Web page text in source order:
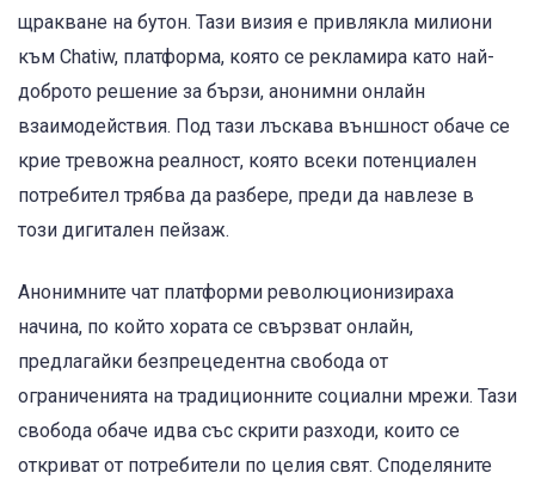
щракване на бутон. Тази визия е привлякла милиони
към Chatiw, платформа, която се рекламира като най-
доброто решение за бързи, анонимни онлайн
взаимодействия. Под тази лъскава външност обаче се
крие тревожна реалност, която всеки потенциален
потребител трябва да разбере, преди да навлезе в
този дигитален пейзаж.
Анонимните чат платформи революционизираха
начина, по който хората се свързват онлайн,
предлагайки безпрецедентна свобода от
ограниченията на традиционните социални мрежи. Тази
свобода обаче идва със скрити разходи, които се
откриват от потребители по целия свят. Споделяните